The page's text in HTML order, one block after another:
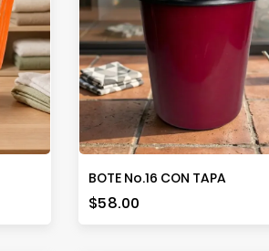
BOTE No.16 CON TAPA
Precio
$58.00